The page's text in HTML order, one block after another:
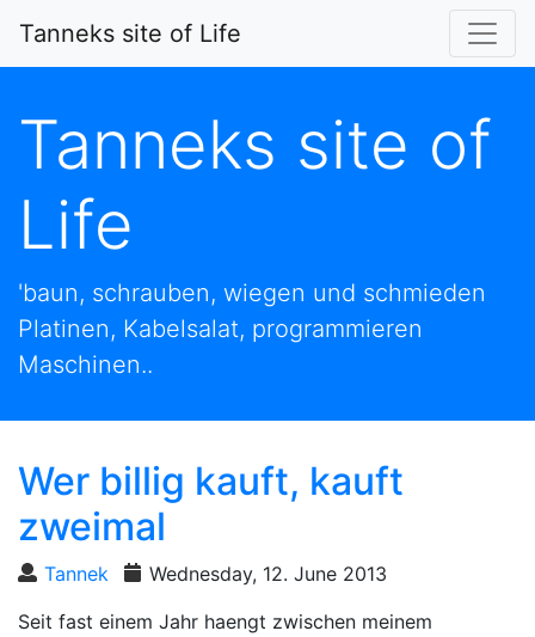
Tanneks site of Life
Tanneks site of
Life
'baun, schrauben, wiegen und schmieden
Platinen, Kabelsalat, programmieren
Maschinen..
Wer billig kauft, kauft
zweimal
Tannek
Wednesday, 12. June 2013
Seit fast einem Jahr haengt zwischen meinem